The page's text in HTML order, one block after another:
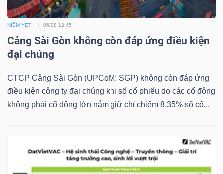
NIÊM YẾT 05/08 12:45
Cảng Sài Gòn không còn đáp ứng điều kiện
đại chúng
CTCP Cảng Sài Gòn (UPCoM: SGP) không còn đáp ứng
điều kiện công ty đại chúng khi số cổ phiếu do các cổ đông
không phải cổ đông lớn nắm giữ chỉ chiếm 8.35% số cổ...
NĂNG
LƯỢNG
NGUYÊN
VẬT